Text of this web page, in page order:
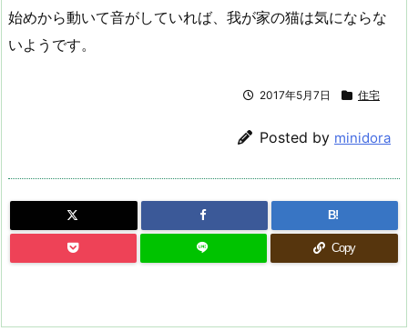
始めから動いて音がしていれば、我が家の猫は気にならな
いようです。
2017年5月7日 住宅
Posted by minidora
B!
Copy